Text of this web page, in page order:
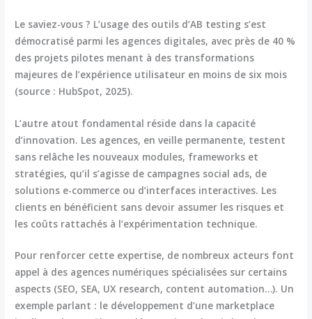
Le saviez-vous ? L’usage des outils d’AB testing s’est
démocratisé parmi les agences digitales, avec près de 40 %
des projets pilotes menant à des transformations
majeures de l’expérience utilisateur en moins de six mois
(source : HubSpot, 2025).
L’autre atout fondamental réside dans la capacité
d’innovation. Les agences, en veille permanente, testent
sans relâche les nouveaux modules, frameworks et
stratégies, qu’il s’agisse de campagnes social ads, de
solutions e-commerce ou d’interfaces interactives. Les
clients en bénéficient sans devoir assumer les risques et
les coûts rattachés à l’expérimentation technique.
Pour renforcer cette expertise, de nombreux acteurs font
appel à des agences numériques spécialisées sur certains
aspects (SEO, SEA, UX research, content automation…). Un
exemple parlant : le développement d’une marketplace